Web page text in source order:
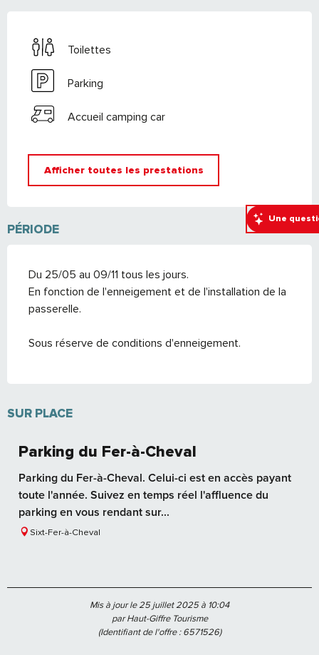
Une
Toilettes
Parking
Accueil camping car
Afficher toutes les prestations
PÉRIODE
Du 25/05 au 09/11 tous les jours.
En fonction de l'enneigement et de l'installation de la
passerelle.
Sous réserve de conditions d'enneigement.
SUR PLACE
Parking du Fer-à-Cheval
Parking du Fer-à-Cheval. Celui-ci est en accès payant
toute l'année. Suivez en temps réel l'affluence du
parking en vous rendant sur...
Sixt-Fer-à-Cheval
Mis à jour le 25 juillet 2025 à 10:04
par Haut-Giffre Tourisme
(Identifiant de l'offre :6571526)